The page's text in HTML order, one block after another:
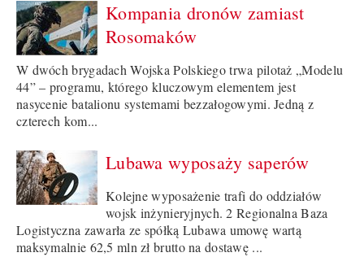
Kompania dronów zamiast
Rosomaków
W dwóch brygadach Wojska Polskiego trwa pilotaż „Modelu
44” – programu, którego kluczowym elementem jest
nasycenie batalionu systemami bezzałogowymi. Jedną z
czterech kom...
Lubawa wyposaży saperów
Kolejne wyposażenie trafi do oddziałów
wojsk inżynieryjnych. 2 Regionalna Baza
Logistyczna zawarła ze spółką Lubawa umowę wartą
maksymalnie 62,5 mln zł brutto na dostawę ...